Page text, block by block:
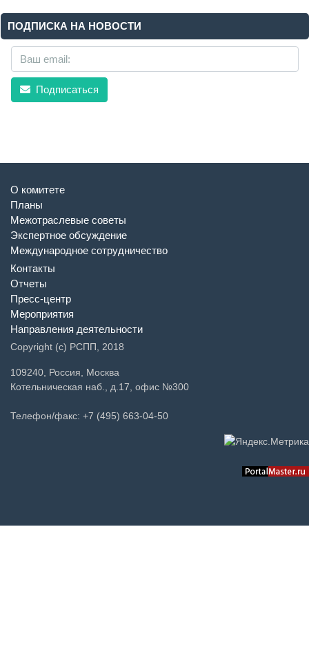
ПОДПИСКА НА НОВОСТИ
Подписаться
О комитете
Планы
Межотраслевые советы
Экспертное обсуждение
Международное сотрудничество
Контакты
Отчеты
Пресс-центр
Мероприятия
Направления деятельности
Copyright (c) РСПП, 2018
109240, Россия, Москва
Котельническая наб., д.17, офис №300
Телефон/факс: +7 (495) 663-04-50